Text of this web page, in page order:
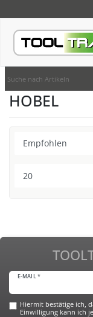
HOBEL
E-MAIL *
Hiermit bestätige ich,
Einwilligung kann ich